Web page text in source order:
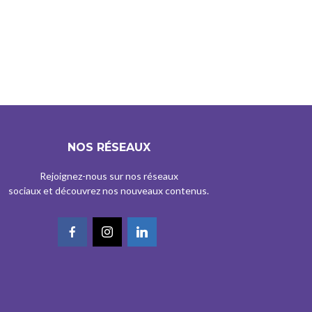
NOS RÉSEAUX
Rejoignez-nous sur nos réseaux
sociaux et découvrez nos nouveaux contenus.